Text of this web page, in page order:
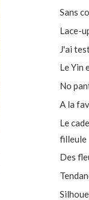
Sans
Lace-
J'ai
Le Yin
No
A la
Le
filleule
Des